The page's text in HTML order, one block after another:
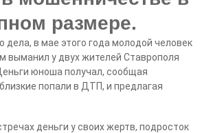
размере.
дела, в мае этого года молодой человек
выманил у двух жителей Ставрополя
юноша получал, сообщая
попали в ДТП, и предлагая
деньги у своих жертв, подросток